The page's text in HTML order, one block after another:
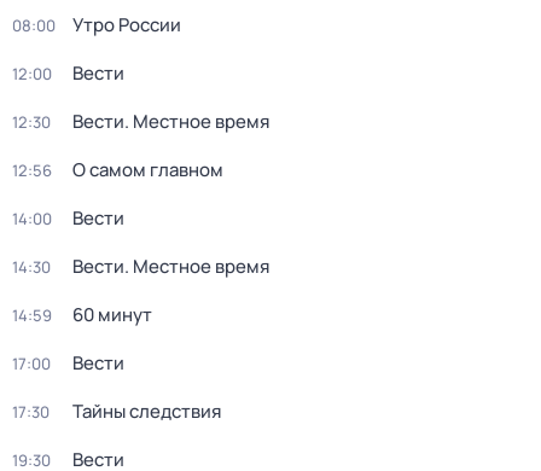
08:00 Утро России
12:00 Вести
12:30 Вести. Местное время
12:56 О самом главном
14:00 Вести
14:30 Вести. Местное время
14:59 60 минут
17:00 Вести
17:30 Тайны следствия
19:30 Вести